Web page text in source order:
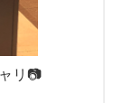
リ📷